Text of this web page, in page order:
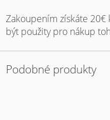
Zakoupením získáte
být použity pro nákup
Podobné produkty